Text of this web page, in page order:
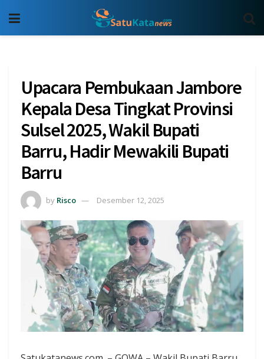
Upacara Pembukaan Jambore
Kepala Desa Tingkat Provinsi
Sulsel 2025, Wakil Bupati
Barru, Hadir Mewakili Bupati
Barru
by Risco Desember 12, 2025